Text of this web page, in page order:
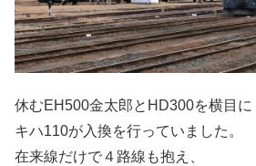
休むEH500金太郎とHD300を横目に
キハ110が入換を行っていました。
在来線だけで４路線も抱え、